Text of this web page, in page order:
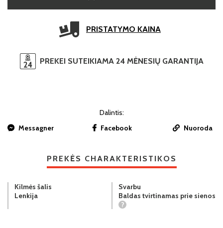
PRISTATYMO KAINA
PREKEI SUTEIKIAMA 24 MĖNESIŲ GARANTIJA
Dalintis:
Messagner
Facebook Nuoroda
PREKĖS CHARAKTERISTIKOS
Kilmės šalis
Lenkija
Svarbu
Baldas tvirtinamas prie sienos
?